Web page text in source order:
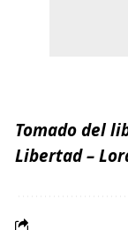
Tomado del
Libertad–